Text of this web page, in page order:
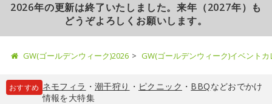
2026年の更新は終了いたしました。来年（2027年）も
どうぞよろしくお願いします。
GW(ゴールデンウィーク)2026 GW(ゴールデンウィーク)イベント
おすすめ ネモフィラ ・ 潮干狩り ・ ピクニック ・ BBQなどおでかけ
情報を大特集